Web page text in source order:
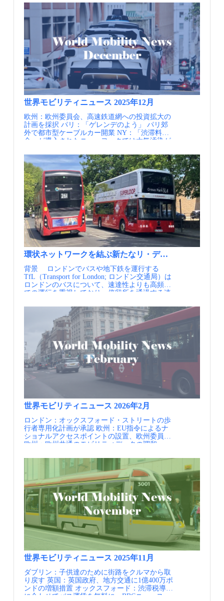
される方はJCOMMのWebページより、JCOMM
メーリングリストへの登録を行ってください。
JCOMMメーリングリスト配信内容・JCOMMニ
ューズレター（年4回） 日本のMMの実務と研
究に関わる様々な情報交換を支援することを目
的として、 一般社団法人 日本モビリティ・マ
ネジメント会議より配信するニューズレターで
す。・MM関連ニュース（毎月） 国内外のMM
関連の最新情報を一覧にしてお届けします。・
MM関連情報（不定期） 皆様よりいただいた
関連イベント等の情報を配信します。・JCOMM
関連情報 毎年開催しているJCOMMの大会情報
や参加情報をいち早くお届けします。
継続的なバスレーン整備の取り組みにもかかわ
らず、バスの平均走行速度が低下していまし
た。そしてこれは、バス利用者の減少に影響し
ていると考えられていました。 2016年、かつ
て国政の運輸大臣でもあったサディク・カーン
氏（父親はバスの運転士）がロンドンの新市長
に当選すると、ロンドンの都市交通政策の方針
を定めた、Mayor’s Transport Strategy（MTS）を
策定し、2018年にこれを公表しました。MTSは
都市交通や道路空間全体を対象としています
が、バスについても言及されており、バスレー
ンの整備を推進することで信頼性の高いバスネ
ットワークの拡充や、環境へ優しい交通体系の
が方針として示されました。これに従い、バス
分野にかかる取り組みはBus Action Planと呼ば
れる関連計画としてまとめられ、バスの旅行時
間を2015年に対して10%短縮することが目標に
主体であるTransport for London（TfL）が独自
に進められるものではなく、インフラの整備を
担当する各自治区（Borough）と協働してすす
める必要があります。そこで効果的でより洗練
されたバスレーンの仕様や、関係者が協働して
より良い計画にまとめていくアプローチなどを
示すBus Priority Design Guidance 2025を策定、公
表しました。 Transport for London, Bus action
plan, 2022（出典①） 実施内容 Bus Priority
Guidance 2025には主に次のことが書かれていま
す。 一つ目はバスレーンを新たに導入する際
の基本的な考え方です。ここにはバスレーンで
優先的に解決すべき課題の共有や、地域の性質
を踏まえながら、関係者で合意できる計画をつ
くるアプローチが示されています。 二つ目
は、バスレーンの設計のためツールキットで
す。バスレーンやバスゲートなどの基本的なイ
ンフラの仕様、バス停などの関連施設の仕様、
物件がある場合の処理、優先レーンのルーティ
ングや信号制御、進入可能車両の設定など交通
規制の最適化といった、バスレーンにかかる
様々な面から具体的な指針が示されていま
す。 三つ目は、関係者と合同で設計を評価す
る手法および評価の視点です。 ポイント Bus
Priority Design Guidance 2025はこれまでのロン
ドンにおけるバスレーンにかかるベストプラク
ティスに基づいてまとめられています。すなわ
ちロンドンにおける長年のバスレーン設置の取
り組みの賜物といえるでしょう。バスレーンの
ェーズをカバーしており、単なるインフラの設
クト全体をどうデザインするかといった視点か
らまとめられています。タイトルにある「デザ
イン」という言葉がものの形状のみに着目した
狭義の「デザイン」ではなく、プロジェクト全
着目した広義の「デザイン」を意味しているこ
とが強く感じられます。 また、ベストプラクテ
ィスがベースになっていることから、多くの指
針にはロンドン市内での参照すべき具体的な事
例が示されており、身近な実際の整備例を参照
しながら検討できるようになっています。実務
担当者にとって有用なガイダンスとすることが
意図されています。 TfLは2022年に策定したBus
Action Planに基づき、2025年までに25kmの新た
なバスレーンを整備する25x25 bus priority
programmeに取り組んでいます。4年間で12か所
の整備を進める取り組みとなっており、 Bus
Priority Design Guidance 2025はこれらを並行し
しょう。 TfLはバスに関してBus Priority Design
Guidance 2025のほかにも様々なガイダンス類を
策定し、公表しています。たとえば、バスネッ
トワークやサービスの在り方に関するガイダン
世界モビリティニュース 2025年12月
欧州：欧州委員会、高速鉄道網への投資拡大の
計画を採択 パリ：「ゲレンデのよう」 パリ郊
外で都市型ケーブルカー開業 NY：「渋滞料
金」が導入されたニューヨークでは大気汚染が
2025年に週45万回の移動と1400万回の乗車に急
増 欧州：欧州で車の大型化が社会問題に 駐車
料金3倍や重量課税、自治体が規制強化 ロンド
ン：行政と民間事業者の運行契約～ロンドンの
フランチャイズ制度の知見～ ロンドン：バス優
先政策のガイドライン～ロンドン市交通局2025
年度最新版を読み解く～ 英国：低交通近隣地区
（LTN）の効果～ロンドンの150以上の成果レポ
ートからの知見～ ロンドン：環状ネットワーク
を結ぶ新たなリ・デザインの挑戦～ロンドンの
スーパーループ～ マレーシア：LRT/MRT近接
住宅で駐車場を減らす方針、建設費節約につな
がる可能性 情報提供元：一般社団法人日本モビ
リティ・マネジメント会議 定期的にメールでの
情報提供を希望される方はJCOMMのWebページ
より、JCOMMメーリングリストへの登録を行っ
てください。 JCOMMメーリングリスト配信内
容・JCOMMニューズレター（年4回） 日本の
援することを目的として、 一般社団法人 日本
モビリティ・マネジメント会議より配信するニ
ューズレターです。・MM関連ニュース（毎
月） 国内外のMM関連の最新情報を一覧にし
てお届けします。・MM関連情報（不定期）
皆様よりいただいた関連イベント等の情報を配
信します。・JCOMM関連情報 毎年開催してい
るJCOMMの大会情報や参加情報をいち早くお届
けします。
環状ネットワークを結ぶ新たなリ・デザインの挑戦～
背景 ロンドンでバスや地下鉄を運行する
TfL（Transport for London; ロンドン交通局）は
ロンドンのバスについて、速達性よりも高頻度
での運行を重視しており、停留所を通過する速
数路線同士の運行区間の重複は減らしたいと考
えていました。こうした中で、鉄道のない郊外
において、鉄道駅や大病院に接続する新たなバ
ス路線を開設することで、従来のバスよりも早
く、またクルマよりも安く移動できるようにす
る取組が進められています。2023年からは、主
にロンドン郊外を環状方向に結ぶ、高い速達性
を目指したバス路線を”Superloop”と名付け、段
階的に導入を進めています。 スーパーループ
の導入は、バス運転手の父親を持つ現ロンドン
市長サディク・カーン氏の看板政策の1つでも
長選挙で3選を果たしましたが、この際の公約
が盛り込まれました。 Superloopは通常のロンド
ンバスとは異なるツートンカラーのデザイン。
車体は誰にも分かるように、Superloopのロゴと
経由地が描かれている 実施内容 Superloopは
はロンドン中心部を囲むように運行する郊外路
線、3路線は中心部と郊外を結ぶ路線です。
10路線のうち4路線は、2023年以前から運行さ
れていた路線の番号を変更したものです。2025
年4月に、最新のSL4が開業しました。ラッシュ
時のみ運行するSL6を除き、日中も約６～10分
間隔の高頻度で、早朝5時から深夜24時まで運
行されています。上半分を白く塗った専用のバ
スを使っているほか、バス停にもSuperloopの標
識を設置するなど、ブランディングが図られて
います。一方で、速達性を目指した路線なが
ら、現状では2車線道路を走行する区間も多く
なっています。 ヒースロー空港周辺を走る
地域を運行しているほか、周辺に鉄道路線がな
いため、多くの人に利用されているそうです。
さらに3路線を追加することが検討されてお
り、2026年初めの導入を目指しています。 バス
世界モビリティニュース 2026年2月
ロンドン：オックスフォード・ストリートの歩
行者専用化計画が承認 欧州：EU指令によるナ
ショナルアクセスポイントの設置、欧州委員会
欧州：欧州共通のモビリティデータの調和、
ポータルの構築、ドイツ連邦/BASt 情報提供
元：一般社団法人日本モビリティ・マネジメン
ト会議 定期的にメールでの情報提供を希望され
る方はJCOMMのWebページより、JCOMMメー
リングリストへの登録を行ってください。
JCOMMメーリングリスト配信内容・JCOMMニ
ューズレター（年4回） 日本のMMの実務と研
究に関わる様々な情報交換を支援することを目
的として、 一般社団法人 日本モビリティ・マ
ネジメント会議より配信するニューズレターで
す。・MM関連ニュース（毎月） 国内外のMM
関連の最新情報を一覧にしてお届けします。・
MM関連情報（不定期） 皆様よりいただいた
関連情報 毎年開催しているJCOMMの大会情報
や参加情報をいち早くお届けします。
世界モビリティニュース 2025年11月
ダブリン：子供達のために街路をクルマから取
り戻す 英国：英国政府、地方交通に1億400万ポ
ンドの増額措置 オックスフォード：渋滞税導入
に合わせてバス運賃を無料に、BBCニュース